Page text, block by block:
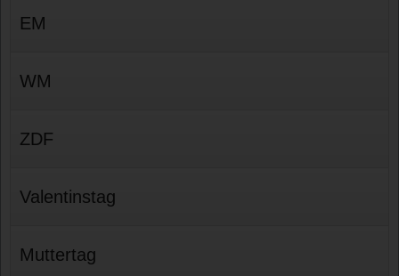
EM
WM
ZDF
Valentinstag
Muttertag